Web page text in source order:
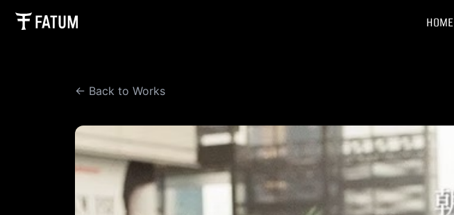
home
← Back to Works